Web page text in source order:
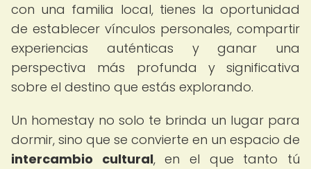
con una familia local, tienes la oportunidad
de establecer vínculos personales, compartir
experiencias auténticas y ganar una
perspectiva más profunda y significativa
sobre el destino que estás explorando.
Un homestay no solo te brinda un lugar para
dormir, sino que se convierte en un espacio de
intercambio cultural, en el que tanto tú